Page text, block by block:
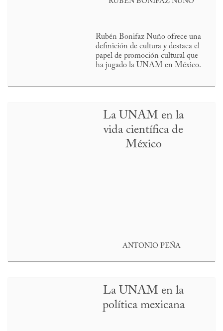
Rubén Bonifaz Nuño ofrece una
definición de cultura y destaca el
papel de promoción cultural que
ha jugado la UNAM en México.
La UNAM en la
vida científica de
México
ANTONIO PEÑA
La UNAM en la
política mexicana